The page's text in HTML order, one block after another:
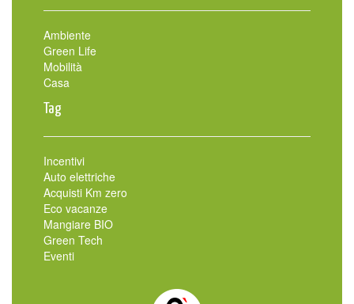
Ambiente
Green Life
Mobilità
Casa
Tag
Incentivi
Auto elettriche
Acquisti Km zero
Eco vacanze
Mangiare BIO
Green Tech
Eventi